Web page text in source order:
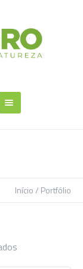
Início/ Portfólio